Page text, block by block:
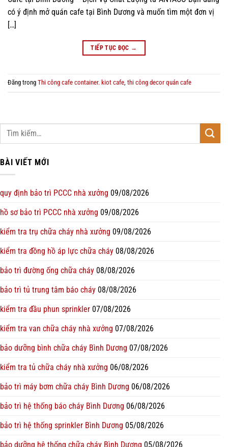
có ý định mở quán cafe tại Bình Dương và muốn tìm một đơn vị
[…]
TIẾP TỤC ĐỌC →
Đăng trong Thi công cafe container. kiot cafe, thi công decor quán cafe
BÀI VIẾT MỚI
quy định bảo trì PCCC nhà xưởng 09/08/2026
hồ sơ bảo trì PCCC nhà xưởng 09/08/2026
kiểm tra trụ chữa cháy nhà xưởng 09/08/2026
kiểm tra đồng hồ áp lực chữa cháy 08/08/2026
bảo trì đường ống chữa cháy 08/08/2026
bảo trì tủ trung tâm báo cháy 08/08/2026
kiểm tra đầu phun sprinkler 07/08/2026
kiểm tra van chữa cháy nhà xưởng 07/08/2026
bảo dưỡng bình chữa cháy Bình Dương 07/08/2026
kiểm tra tủ chữa cháy nhà xưởng 06/08/2026
bảo trì máy bơm chữa cháy Bình Dương 06/08/2026
bảo trì hệ thống báo cháy Bình Dương 06/08/2026
bảo trì hệ thống sprinkler Bình Dương 05/08/2026
bảo dưỡng hệ thống chữa cháy Bình Dương 05/08/2026